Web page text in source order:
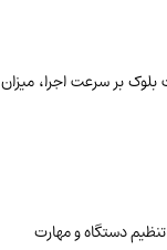
بر سرعت اجرا، میزان
دستگاه و مهارت